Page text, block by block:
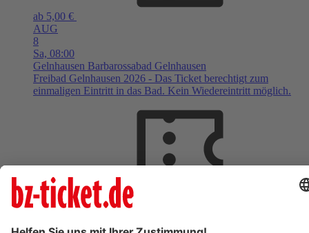
ab 5,00 €
AUG
8
Sa, 08:00
Gelnhausen Barbarossabad Gelnhausen
Freibad Gelnhausen 2026 - Das Ticket berechtigt zum
einmaligen Eintritt in das Bad. Kein Wiedereintritt möglich.
ab 5,00 €